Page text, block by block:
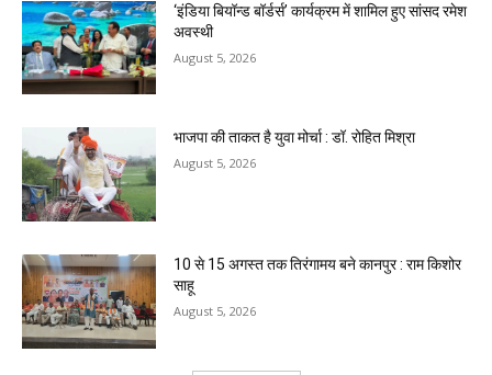
‘इंडिया बियॉन्ड बॉर्डर्स’ कार्यक्रम में शामिल हुए सांसद रमेश
अवस्थी
August 5, 2026
भाजपा की ताकत है युवा मोर्चा : डॉ. रोहित मिश्रा
August 5, 2026
10 से 15 अगस्त तक तिरंगामय बने कानपुर : राम किशोर
साहू
August 5, 2026